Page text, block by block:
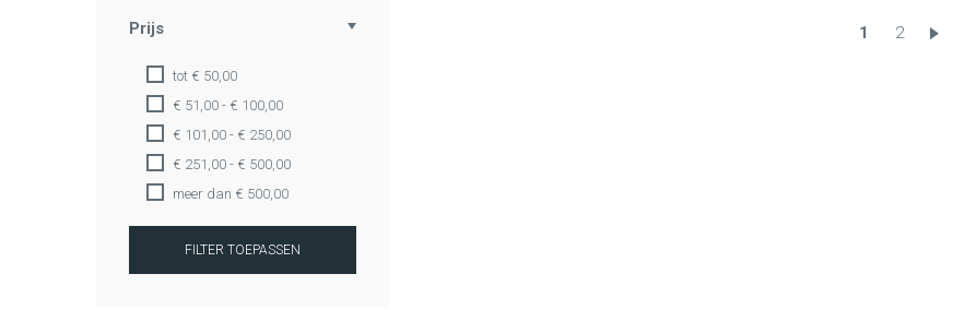
Prijs
tot € 50,00
€ 51,00 - € 100,00
€ 101,00 - € 250,00
€ 251,00 - € 500,00
meer dan € 500,00
FILTER TOEPASSEN
1 2